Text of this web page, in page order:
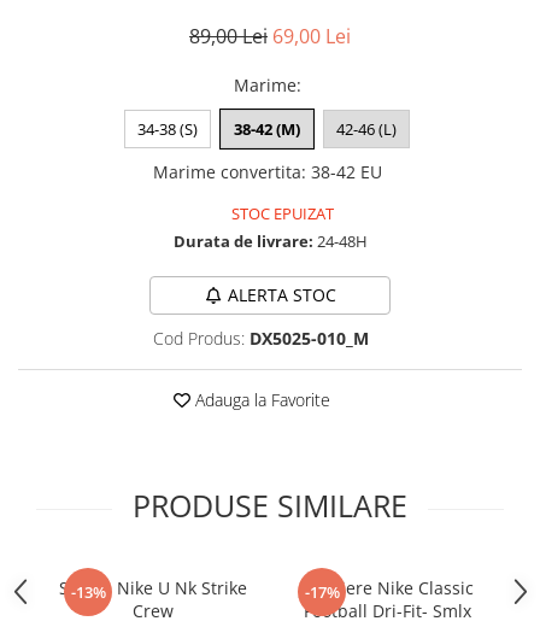
89,00 Lei 69,00 Lei
Marime:
34-38 (S) 38-42 (M) 42-46 (L)
Marime convertita: 38-42 EU
STOC EPUIZAT
Durata de livrare: 24-48H
ALERTA STOC
Cod Produs: DX5025-010_M
Adauga la Favorite
PRODUSE SIMILARE
-13%
Sosete Nike U Nk Strike
Crew
-17%
Jambiere Nike Classic
Football Dri-Fit- Smlx